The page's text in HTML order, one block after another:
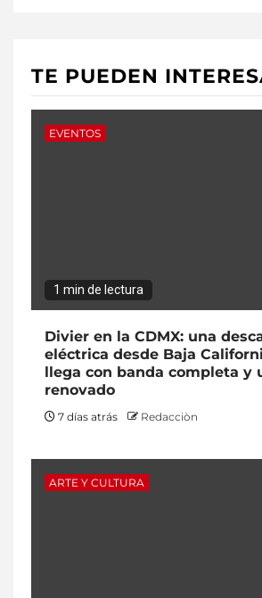
TE PUEDEN
EVENTOS
1 min de lectura
Divier en la CDMX: una
eléctrica desde Baja
llega con banda completa y
renovado
7 días atrás Redacciòn
ARTE Y CULTURA